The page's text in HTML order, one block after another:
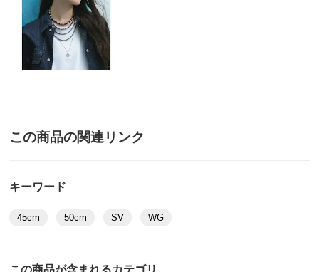
¥116,600
商品番号 900-J123-07
送料・送料種 基本配送料：¥880
この商品の関連リンク
キーワード
45cm 50cm SV WG